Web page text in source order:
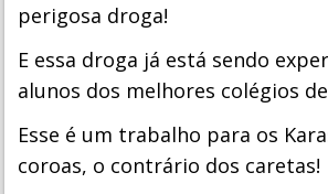
perigosa droga!
E essa droga já está sendo
alunos dos melhores colégios
Esse é um trabalho para os
coroas, o contrário dos caretas!